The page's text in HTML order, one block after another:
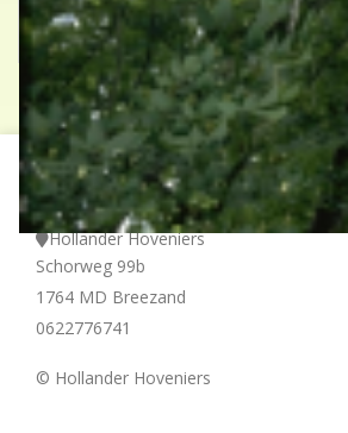
Europese hopbeuk
Ostrya carpinifolia
Contact
Hollander Hoveniers
Schorweg 99b
1764 MD Breezand
0622776741
© Hollander Hoveniers